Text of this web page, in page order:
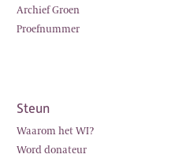
Archief Groen
Proefnummer
Steun
Waarom het WI?
Word donateur